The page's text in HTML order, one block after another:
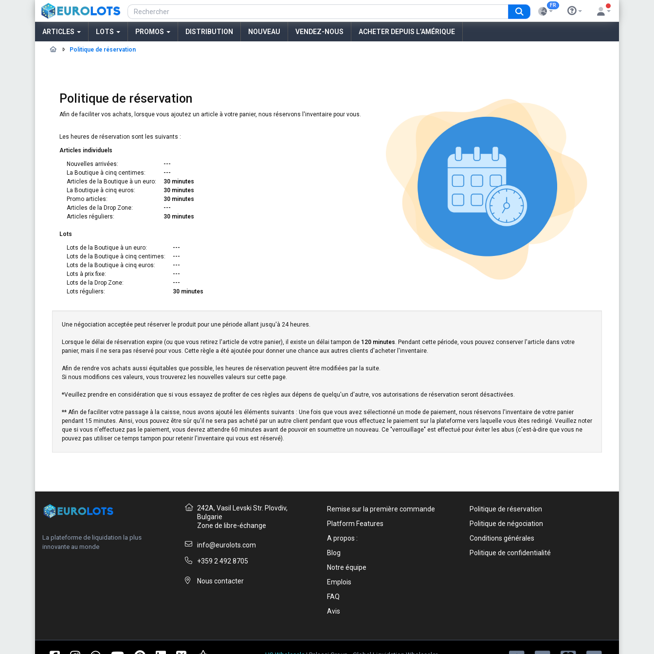
FR
ARTICLES LOTS PROMOS DISTRIBUTION NOUVEAU VENDEZ-NOUS ACHETER DEPUIS L’AMÉRIQUE
Politique de réservation
Politique de réservation
Afin de faciliter vos achats, lorsque vous ajoutez un article à votre panier, nous réservons l'inventaire pour vous.
Les heures de réservation sont les suivants :
Articles individuels
Nouvelles arrivées:
---
La Boutique à cinq centimes:
---
Articles de la Boutique à un euro:
30 minutes
La Boutique à cinq euros:
30 minutes
Promo articles:
30 minutes
Articles de la Drop Zone:
---
Articles réguliers:
30 minutes
Lots
Lots de la Boutique à un euro:
---
Lots de la Boutique à cinq centimes:
---
Lots de la Boutique à cinq euros:
---
Lots à prix fixe:
---
Lots de la Drop Zone:
---
Lots réguliers:
30 minutes
Une négociation acceptée peut réserver le produit pour une période allant jusqu'à 24 heures.
Lorsque le délai de réservation expire (ou que vous retirez l'article de votre panier), il existe un délai tampon de 120 minutes. Pendant cette période, vous pouvez conserver l'article dans votre
panier, mais il ne sera pas réservé pour vous. Cette règle a été ajoutée pour donner une chance aux autres clients d'acheter l'inventaire.
Afin de rendre vos achats aussi équitables que possible, les heures de réservation peuvent être modifiées par la suite.
Si nous modifions ces valeurs, vous trouverez les nouvelles valeurs sur cette page.
*Veuillez prendre en considération que si vous essayez de profiter de ces règles aux dépens de quelqu'un d'autre, vos autorisations de réservation seront désactivées.
** Afin de faciliter votre passage à la caisse, nous avons ajouté les éléments suivants : Une fois que vous avez sélectionné un mode de paiement, nous réservons l'inventaire de votre panier
pendant 15 minutes. Ainsi, vous pouvez être sûr qu'il ne sera pas acheté par un autre client pendant que vous effectuez le paiement sur la plateforme vers laquelle vous êtes redirigé. Veuillez noter
que si vous n'effectuez pas le paiement, vous devrez attendre 60 minutes avant de pouvoir en soumettre un nouveau. Ce "verrouillage" est effectué pour éviter les abus (c'est-à-dire que vous ne
pouvez pas utiliser ce temps tampon pour retenir l'inventaire qui vous est réservé).
La plateforme de liquidation la plus
innovante au monde
242A, Vasil Levski Str. Plovdiv,
Bulgarie
Zone de libre-échange
info@eurolots.com
+359 2 492 8705
Nous contacter
Remise sur la première commande
Platform Features
A propos :
Blog
Notre équipe
Emplois
FAQ
Avis
Politique de réservation
Politique de négociation
Conditions générales
Politique de confidentialité